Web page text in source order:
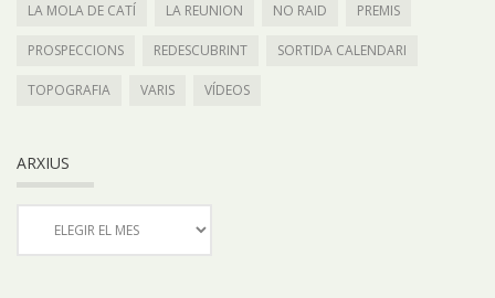
LA MOLA DE CATÍ LA REUNION NO RAID PREMIS
PROSPECCIONS REDESCUBRINT SORTIDA CALENDARI
TOPOGRAFIA VARIS VÍDEOS
ARXIUS